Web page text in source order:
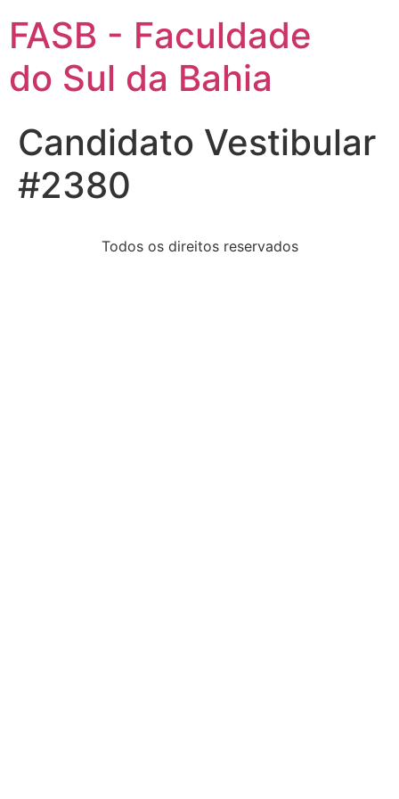
FASB - Faculdade
do Sul da Bahia
Candidato Vestibular
#2380
Todos os direitos reservados